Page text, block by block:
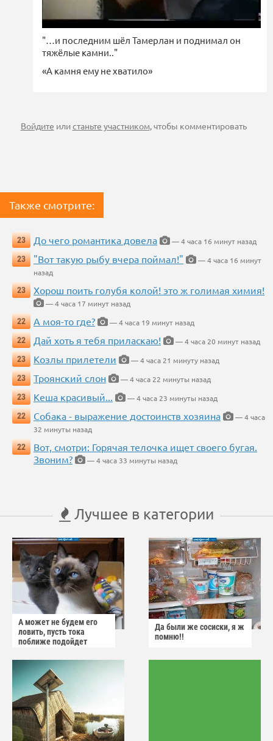
"…и последним шёл Тамерлан и поднимал он
тяжёлые камни.."
«А камня ему не хватило»
Войдите илистаньте участником, чтобы комментировать
Также смотрите:
23 До чего романтика довела
— 4 часа 16 минут назад
23
"Вот такую рыбу вчера поймал!"
— 4 часа 16 минут
назад
23
Хорош поить голубя колой! это ж голимая химия!
— 4 часа 17 минут назад
22
А моя-то где?
— 4 часа 19 минут назад
22
Дай хоть я тебя приласкаю!
— 4 часа 20 минут назад
23
Козлы прилетели
— 4 часа 21 минуту назад
23
Троянский слон
— 4 часа 22 минуты назад
23
Кеша красивый...
— 4 часа 23 минуты назад
22
Собака - выражение достоинств хозяина
— 4 часа
32 минуты назад
22
Вот, смотри: Горячая телочка ищет своего бугая.
Звоним?
— 4 часа 33 минуты назад
Лучшее в категории
А может не будем его
ловить, пусть тока
поближе подойдет
Да были же сосиски, я ж
помню!!